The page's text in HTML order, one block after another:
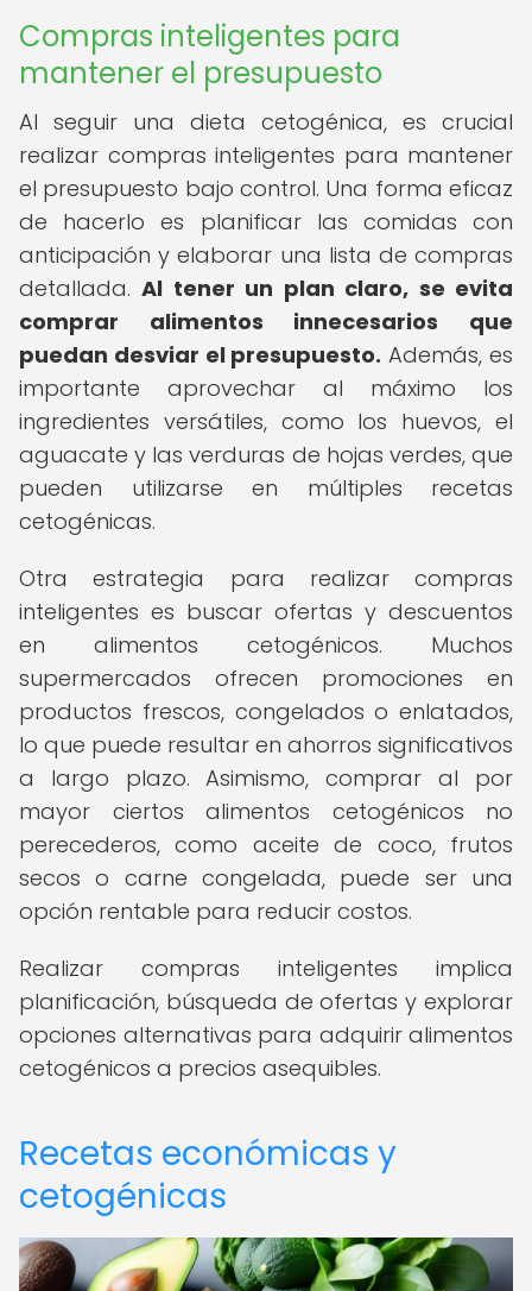
Compras inteligentes para
mantener el presupuesto
Al seguir una dieta cetogénica, es crucial
realizar compras inteligentes para mantener
el presupuesto bajo control. Una forma eficaz
de hacerlo es planificar las comidas con
anticipación y elaborar una lista de compras
detallada.Al tener un plan claro, se evita
comprar alimentos innecesarios que
puedan desviar el presupuesto. Además, es
importante aprovechar al máximo los
ingredientes versátiles, como los huevos, el
aguacate y las verduras de hojas verdes, que
pueden utilizarse en múltiples recetas
cetogénicas.
Otra estrategia para realizar compras
inteligentes es buscar ofertas y descuentos
en alimentos cetogénicos. Muchos
supermercados ofrecen promociones en
productos frescos, congelados o enlatados,
lo que puede resultar en ahorros significativos
a largo plazo. Asimismo, comprar al por
mayor ciertos alimentos cetogénicos no
perecederos, como aceite de coco, frutos
secos o carne congelada, puede ser una
opción rentable para reducir costos.
Realizar compras inteligentes implica
planificación, búsqueda de ofertas y explorar
opciones alternativas para adquirir alimentos
cetogénicos a precios asequibles.
Recetas económicas y
cetogénicas